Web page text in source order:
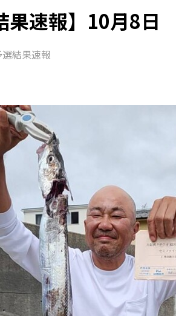
果速報】10月8
結果速報